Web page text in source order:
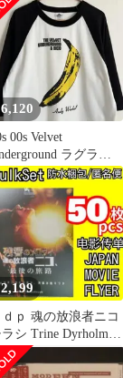
』
6,120
00s Velvet
ラグランT
生地
2,199
ｄｐ 魂の放浪者ニコ
シ Trine Dyrholm
1988